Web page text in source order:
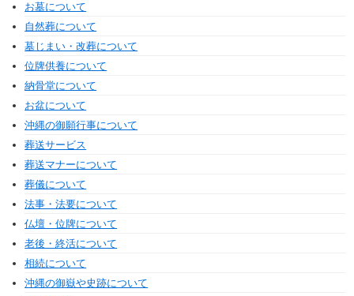
お墓について
自然葬について
墓じまい・改葬について
位牌供養について
納骨堂について
お盆について
沖縄の御願行事について
葬送サービス
葬送マナーについて
葬儀について
法事・法要について
仏壇・位牌について
老後・終活について
相続について
沖縄の御嶽や史跡について